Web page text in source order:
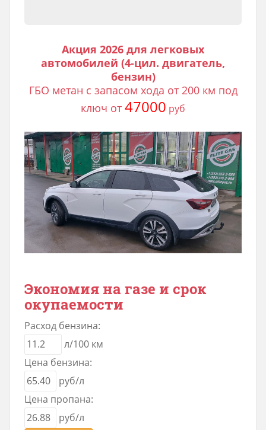
Акция 2026 для легковых
автомобилей (4-цил. двигатель,
бензин)
ГБО метан с запасом хода от 200 км под
ключ от 47000 руб
Экономия на газе и срок
окупаемости
Расход бензина:
л/100 км
Цена бензина:
руб/л
Цена пропана:
руб/л